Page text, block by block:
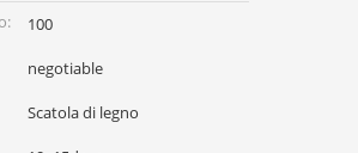
100
negotiable
Scatola di legno